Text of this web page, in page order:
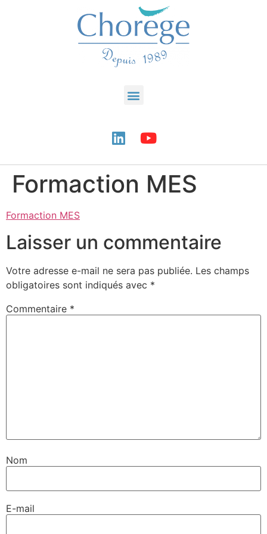
Formaction MES
Formaction MES
Laisser un commentaire
Votre adresse e-mail ne sera pas publiée. Les champs
obligatoires sont indiqués avec *
Commentaire *
Nom
E-mail